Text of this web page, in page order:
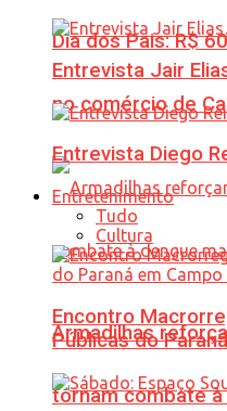
Dia dos Pais: R$
no comércio de
Armadilhas
tornam combate
Entrevista Jair
Entrevista Diego
Entretenimento
Tudo
Cultura
Encontro
Públicas do